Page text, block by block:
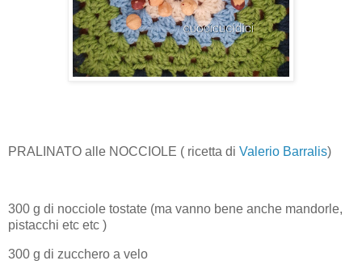
PRALINATO alle NOCCIOLE ( ricetta di Valerio Barralis)
300 g di nocciole tostate (ma vanno bene anche mandorle,
pistacchi etc etc )
300 g di zucchero a velo